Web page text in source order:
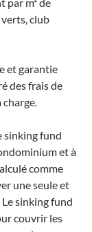
club
et garantie
des frais de
sinking fund
et à
comme
une seule et
sinking fund
couvrir les